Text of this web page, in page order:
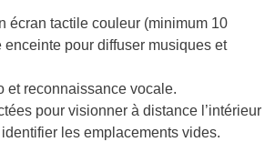
écran tactile couleur (minimum 10
enceinte pour diffuser musiques et
et reconnaissance vocale.
pour visionner à distance l’intérieur
les emplacements vides.